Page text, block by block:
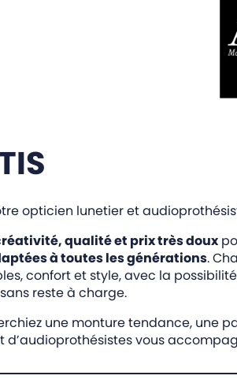
opticien lunetier et
qualité et prix très doux
à toutes les générations.
confort et style, avec la
reste à charge.
une monture tendance, une
d’audioprothésistes vous